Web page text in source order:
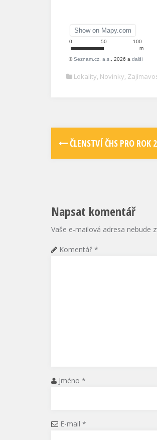
Lokality, Novinky,
ČLENSTVÍ ČHS PRO ROK
Napsat komentář
Vaše e-mailová adresa nebude
Komentář *
Jméno *
E-mail *